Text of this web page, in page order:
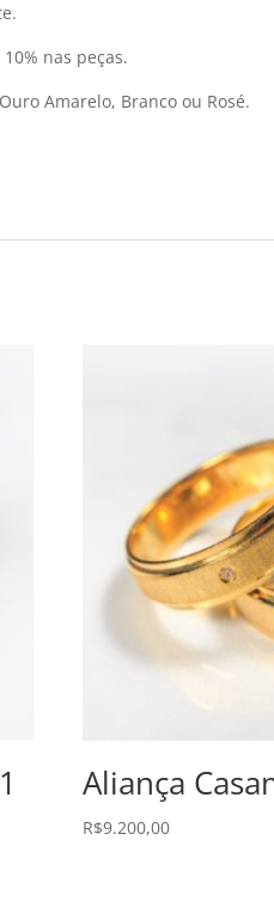
nas peças.
Amarelo, Branco ou Rosé.
Aliança
R$9.200,00